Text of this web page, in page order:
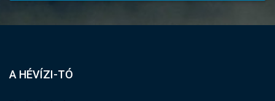
A HÉVÍZI-TÓ